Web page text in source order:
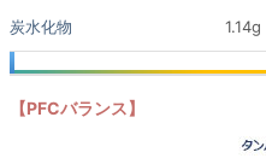
炭水化物 1.14g
【PFCバランス】